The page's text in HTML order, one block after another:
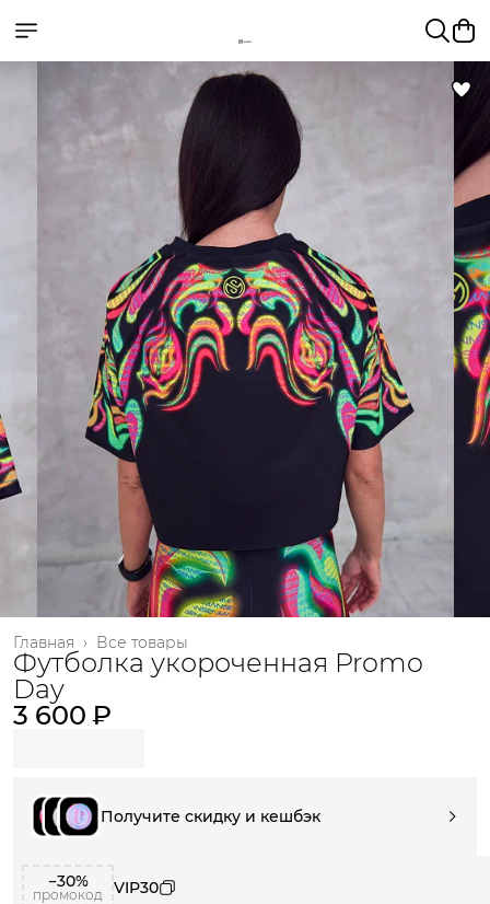
Все товары
Главная ›
Футболка укороченная Promo
Day
3 600 ₽
Получите скидку и кешбэк
−30%
промокод
VIP30